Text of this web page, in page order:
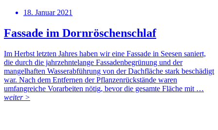
18. Januar 2021
Fassade im Dornröschenschlaf
Im Herbst letzten Jahres haben wir eine Fassade in Seesen saniert,
die durch die jahrzehntelange Fassadenbegrünung und der
mangelhaften Wasserabführung von der Dachfläche stark beschädigt
war. Nach dem Entfernen der Pflanzenrückstände waren
umfangreiche Vorarbeiten nötig, bevor die gesamte Fläche mit …
weiter >